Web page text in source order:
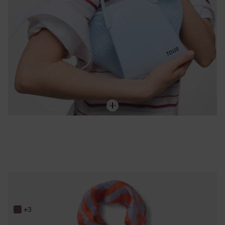
Foulard en soie mauve et orange TOUS Bear Stripes
+3